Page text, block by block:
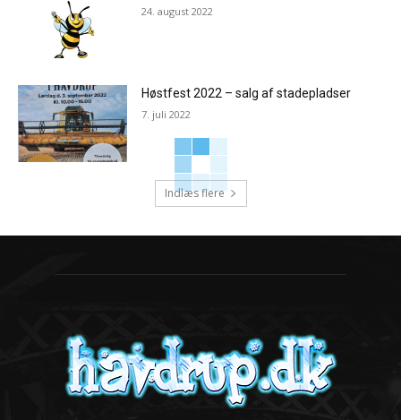
24. august 2022
Høstfest 2022 – salg af stadepladser
7. juli 2022
Indlæs flere